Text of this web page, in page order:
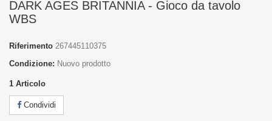
DARK AGES BRITANNIA - Gioco da tavolo
WBS
Riferimento 267445110375
Condizione: Nuovo prodotto
1 Articolo
Condividi